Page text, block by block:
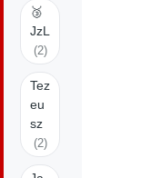
🥉
JzL
(2)
Tez
eu
sz
(2)